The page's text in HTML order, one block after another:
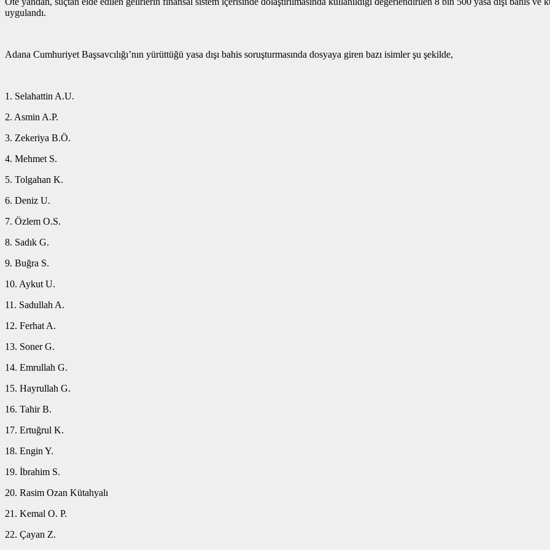
uygulandı.
Adana Cumhuriyet Başsavcılığı’nın yürüttüğü yasa dışı bahis soruşturmasında dosyaya giren bazı isimler şu şekilde,
1.⁠ ⁠Selahattin A.U.
2.⁠ ⁠Asmin A.P.
3.⁠ ⁠Zekeriya B.Ö.
4.⁠ ⁠Mehmet S.
5.⁠ ⁠Tolgahan K.
6.⁠ ⁠Deniz U.
7.⁠ ⁠Özlem O.S.
8.⁠ ⁠Sadık G.
9.⁠ ⁠Buğra S.
10.⁠ ⁠Aykut U.
11.⁠ ⁠Sadullah A.
12.⁠ ⁠Ferhat A.
13.⁠ ⁠Soner G.
14.⁠ ⁠Emrullah G.
15.⁠ ⁠Hayrullah G.
16.⁠ ⁠Tahir B.
17.⁠ ⁠Ertuğrul K.
18.⁠ ⁠Engin Y.
19.⁠ ⁠İbrahim S.
20.⁠ ⁠Rasim Ozan Kütahyalı
21.⁠ ⁠Kemal O. P.
22. Çayan Z.